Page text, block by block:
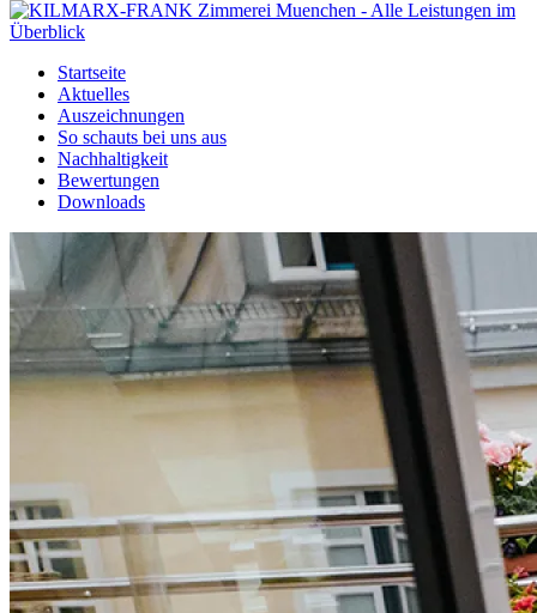
Startseite
Aktuelles
Auszeichnungen
So schauts bei uns aus
Nachhaltigkeit
Bewertungen
Downloads